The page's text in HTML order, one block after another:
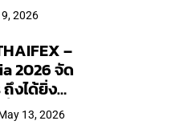
คอลเลก
ะสาขา
2026
–
2026 จัด
ถึงได้ยิ่ง
คยจัดมา
13, 2026